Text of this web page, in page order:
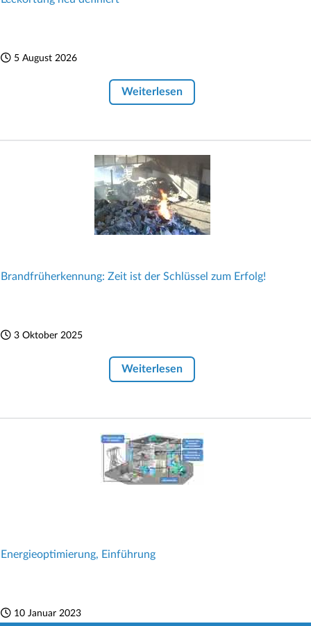
5 August 2026
Weiterlesen
Brandfrüherkennung: Zeit ist der Schlüssel zum Erfolg!
3 Oktober 2025
Weiterlesen
Energieoptimierung, Einführung
10 Januar 2023